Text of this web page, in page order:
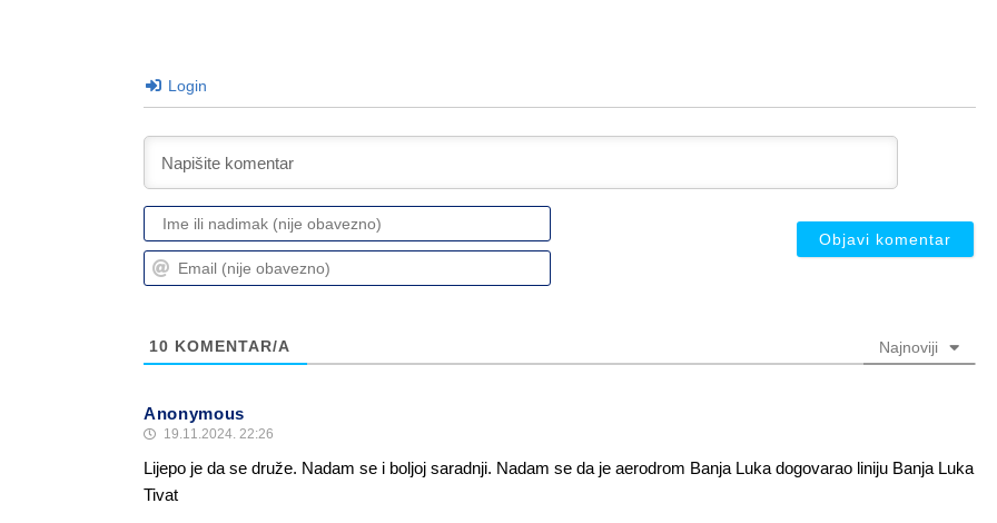
Login
Ime
ili
nadimak
Email
(nije
10 KOMENTAR/A Najnoviji
Anonymous
19.11.2024. 22:26
Lijepo je da se druže. Nadam se i boljoj saradnji. Nadam se da je aerodrom Banja Luka dogovarao liniju Banja Luka
Tivat